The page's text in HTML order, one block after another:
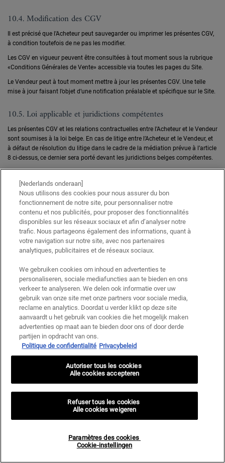
10.4. Modification des CGV
Il est précisé que l’Acheteur peut sauvegarder ou imprimer les présentes CGV,
à condition toutefois de ne pas les modifier.
Les CGV en vigueur peuvent être consultées à tout moment sous la rubrique
«Conditions Générales de Vente» accessible via toutes les pages du Site.
Le Vendeur peut à tout moment mettre à jour les présentes CGV. Une telle
mise à jour faisant l’objet d’une notification préalable et spécifique sur le Site.
10.5. Loi applicable et juridictions compétentes
Les présentes CGV et les relations contractuelles entre l’Acheteur et le Vendeur
sont soumises à la loi belge. En cas de litige entre l’Acheteur et le Vendeur, et
à défaut de résolution du litige dans le cadre de la médiation prévue à l’article
8 ci-dessus, ce dernier sera porté devant les juridictions belges compétentes.
28 JOURS SATISFAIT OU REMBOURSÉ
LIVRAISON GRATUITE DÈS CHF 60.-
D'ACHAT
PAYEMENTS SÉCURISÉS
5 ÉCHANTILLONS OFFERTS À CHAQUE
COMMANDE
Navigation du pied de page
CONTACTEZ-NOUS
Écrivez-nous
Appeler +32 2 588 14 67
9:00 — 21:00 (Lundi - Samedi)
SERVICE CLIENT
Questions fréquentes
Livraisons
Retours
Trouver une boutique
[Nederlands onderaan]
Nous utilisons des cookies pour nous assurer du bon
fonctionnement de notre site, pour personnaliser notre
contenu et nos publicités, pour proposer des fonctionnalités
disponibles sur les réseaux sociaux et afin d’analyser notre
trafic. Nous partageons également des informations, quant à
votre navigation sur notre site, avec nos partenaires
analytiques, publicitaires et de réseaux sociaux.
We gebruiken cookies om inhoud en advertenties te
personaliseren, sociale mediafuncties aan te bieden en ons
verkeer te analyseren. We delen ook informatie over uw
gebruik van onze site met onze partners voor sociale media,
reclame en analytics. Doordat u verder klikt op deze site
aanvaardt u het gebruik van cookies die het mogelijk maken
advertenties op maat aan te bieden door ons of door derde
partijen in opdracht van ons.
Politique de confidentialité Privacybeleid
Paramètres des cookies
Cookie-instellingen
Refuser tous les cookies
Alle cookies weigeren
Autoriser tous les cookies
Alle cookies accepteren